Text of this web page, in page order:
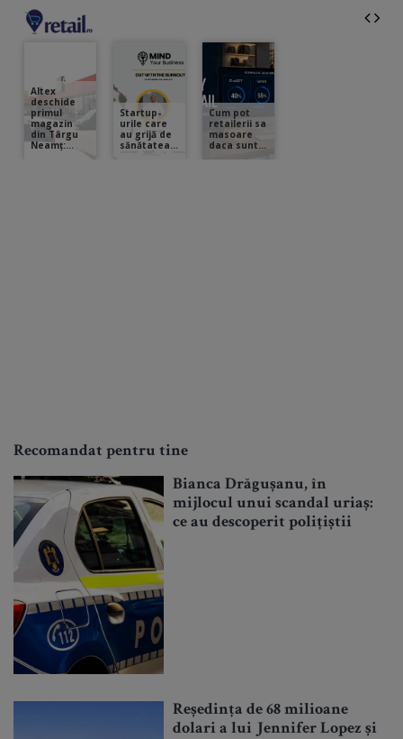
Recomandat pentru tine
Bianca Drăgușanu, în
mijlocul unui scandal uriaș:
ce au descoperit polițiștii
Reședința de 68 milioane
dolari a lui Jennifer Lopez și